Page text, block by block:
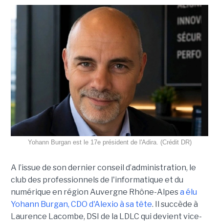
Yohann Burgan est le 17e président de l'Adira. (Crédit DR)
A l’issue de son dernier conseil d’administration, le
club des professionnels de l'informatique et du
numérique en région Auvergne Rhône-Alpesa élu
Yohann Burgan, CDO d'Alexio à sa tête. Il succède à
Laurence Lacombe, DSI de la LDLC qui devient vice-